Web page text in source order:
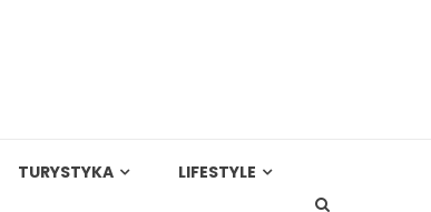
TURYSTYKA LIFESTYLE